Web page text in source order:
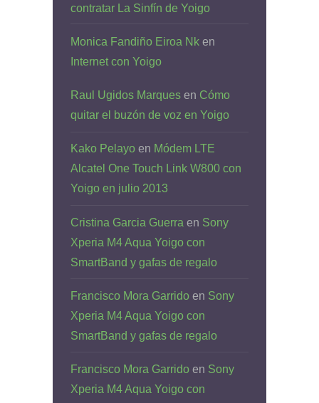
contratar La Sinfín de Yoigo
Monica Fandiño Eiroa Nk en
Internet con Yoigo
Raul Ugidos Marques en Cómo
quitar el buzón de voz en Yoigo
Kako Pelayo en Módem LTE
Alcatel One Touch Link W800 con
Yoigo en julio 2013
Cristina Garcia Guerra en Sony
Xperia M4 Aqua Yoigo con
SmartBand y gafas de regalo
Francisco Mora Garrido en Sony
Xperia M4 Aqua Yoigo con
SmartBand y gafas de regalo
Francisco Mora Garrido en Sony
Xperia M4 Aqua Yoigo con